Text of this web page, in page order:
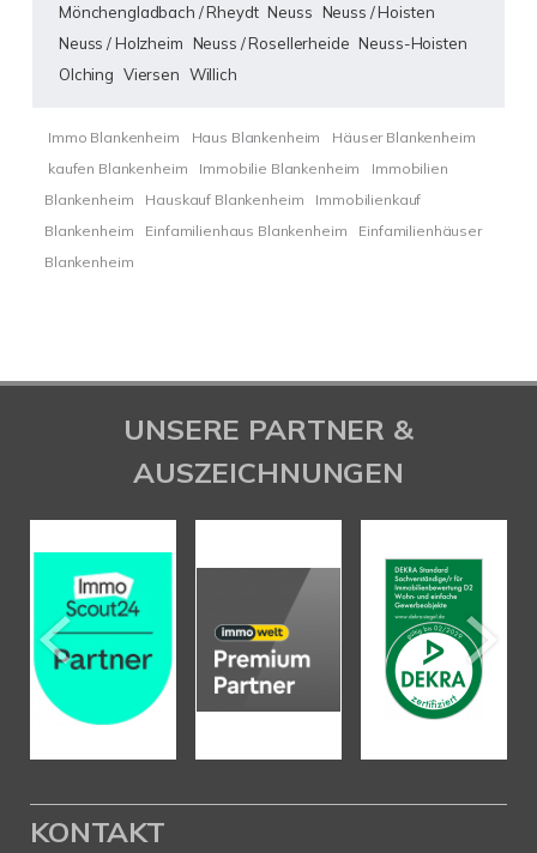
Mönchengladbach / Rheydt Neuss Neuss / Hoisten
Neuss / Holzheim Neuss / Rosellerheide Neuss-Hoisten
Olching Viersen Willich
Immo Blankenheim Haus Blankenheim
Häuser Blankenheim
kaufen Blankenheim
Immobilie Blankenheim
Immobilien
Blankenheim
Hauskauf Blankenheim
Immobilienkauf
Blankenheim
Einfamilienhaus Blankenheim
Einfamilienhäuser
Blankenheim
UNSERE PARTNER &
AUSZEICHNUNGEN
KONTAKT